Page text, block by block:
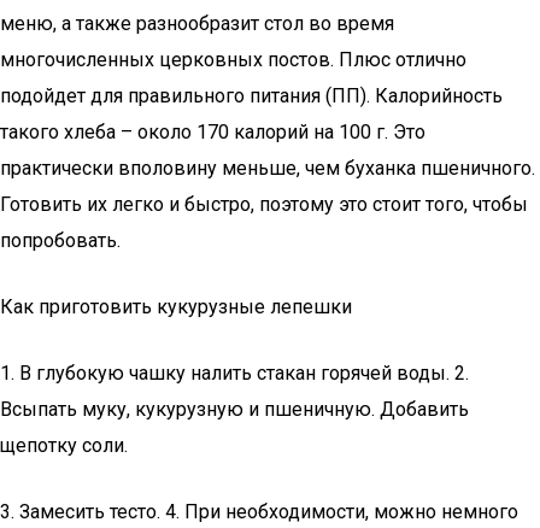
меню, а также разнообразит стол во время
многочисленных церковных постов. Плюс отлично
подойдет для правильного питания (ПП). Калорийность
такого хлеба – около 170 калорий на 100 г. Это
практически вполовину меньше, чем буханка пшеничного.
Готовить их легко и быстро, поэтому это стоит того, чтобы
попробовать.
Как приготовить кукурузные лепешки
1. В глубокую чашку налить стакан горячей воды. 2.
Всыпать муку, кукурузную и пшеничную. Добавить
щепотку соли.
3. Замесить тесто. 4. При необходимости, можно немного